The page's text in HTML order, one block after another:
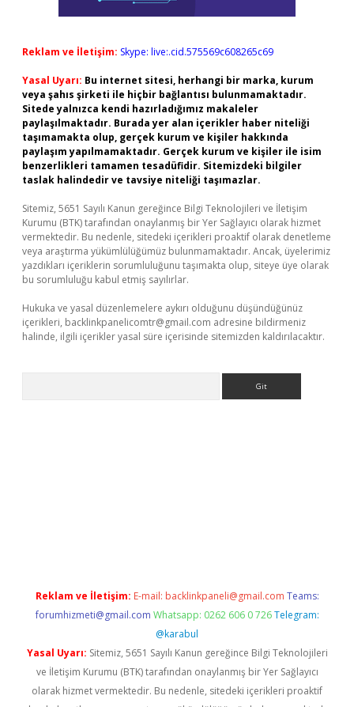
Reklam ve İletişim: Skype: live:.cid.575569c608265c69
Yasal Uyarı: Bu internet sitesi, herhangi bir marka, kurum
veya şahıs şirketi ile hiçbir bağlantısı bulunmamaktadır.
Sitede yalnızca kendi hazırladığımız makaleler
paylaşılmaktadır. Burada yer alan içerikler haber niteliği
taşımamakta olup, gerçek kurum ve kişiler hakkında
paylaşım yapılmamaktadır. Gerçek kurum ve kişiler ile isim
benzerlikleri tamamen tesadüfidir. Sitemizdeki bilgiler
taslak halindedir ve tavsiye niteliği taşımazlar.
Sitemiz, 5651 Sayılı Kanun gereğince Bilgi Teknolojileri ve İletişim
Kurumu (BTK) tarafından onaylanmış bir Yer Sağlayıcı olarak hizmet
vermektedir. Bu nedenle, sitedeki içerikleri proaktif olarak denetleme
veya araştırma yükümlülüğümüz bulunmamaktadır. Ancak, üyelerimiz
yazdıkları içeriklerin sorumluluğunu taşımakta olup, siteye üye olarak
bu sorumluluğu kabul etmiş sayılırlar.
Hukuka ve yasal düzenlemelere aykırı olduğunu düşündüğünüz
içerikleri, backlinkpanelicomtr@gmail.com adresine bildirmeniz
halinde, ilgili içerikler yasal süre içerisinde sitemizden kaldırılacaktır.
Reklam ve İletişim: E-mail: backlinkpaneli@gmail.com Teams:
forumhizmeti@gmail.com Whatsapp: 0262 606 0 726 Telegram:
@karabul
Yasal Uyarı: Sitemiz, 5651 Sayılı Kanun gereğince Bilgi Teknolojileri
ve İletişim Kurumu (BTK) tarafından onaylanmış bir Yer Sağlayıcı
olarak hizmet vermektedir. Bu nedenle, sitedeki içerikleri proaktif